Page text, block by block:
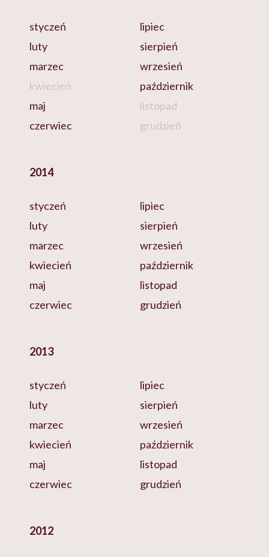
styczeń
luty
marzec
kwiecień
maj
czerwiec
lipiec
sierpień
wrzesień
październik
listopad
grudzień
2014
styczeń
luty
marzec
kwiecień
maj
czerwiec
lipiec
sierpień
wrzesień
październik
listopad
grudzień
2013
styczeń
luty
marzec
kwiecień
maj
czerwiec
lipiec
sierpień
wrzesień
październik
listopad
grudzień
2012